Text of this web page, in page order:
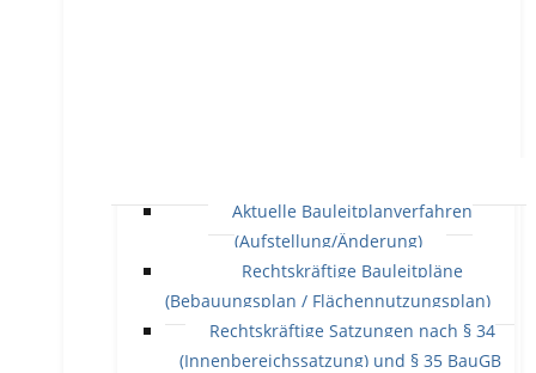
Aktuelle Bauleitplanverfahren
(Aufstellung/Änderung)
Rechtskräftige Bauleitpläne
(Bebauungsplan / Flächennutzungsplan)
Rechtskräftige Satzungen nach § 34
(Innenbereichssatzung) und § 35 BauGB